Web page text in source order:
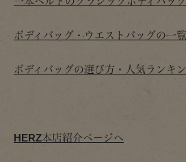
ボディバッグ・ウエストバッグの一
ボディバッグの選び方・人気ランキ
HERZ本店紹介ページへ